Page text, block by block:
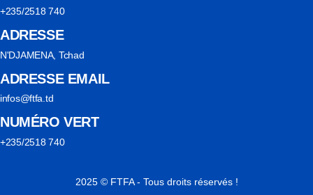
+235/2518 740
ADRESSE
N'DJAMENA, Tchad
ADRESSE EMAIL
infos@ftfa.td
NUMÉRO VERT
+235/2518 740
2025 © FTFA - Tous droits réservés !